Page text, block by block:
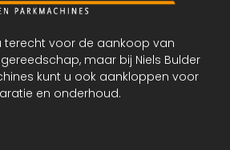
terecht voor de aankoop van
maar bij Niels Bulder
kunt u ook aankloppen voor
en onderhoud.